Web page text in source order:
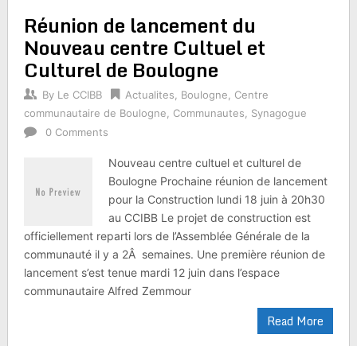
Réunion de lancement du
Nouveau centre Cultuel et
Culturel de Boulogne
By Le CCIBB Actualites Boulogne
Centre
communautaire de Boulogne
Communautes
Synagogue
0 Comments
Nouveau centre cultuel et culturel de
Boulogne Prochaine réunion de lancement
pour la Construction lundi 18 juin à 20h30
au CCIBB Le projet de construction est
officiellement reparti lors de l’Assemblée Générale de la
communauté il y a 2Â semaines. Une première réunion de
lancement s’est tenue mardi 12 juin dans l’espace
communautaire Alfred Zemmour
Read More